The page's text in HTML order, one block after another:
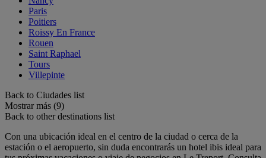
Paris
Poitiers
Roissy En France
Rouen
Saint Raphael
Tours
Villepinte
Back to Ciudades list
Mostrar más (9)
Back to other destinations list
Con una ubicación ideal en el centro de la ciudad o cerca de la
estación o el aeropuerto, sin duda encontrarás un hotel ibis ideal para